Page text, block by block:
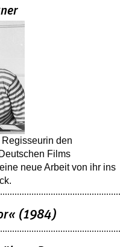
den
Films
neue Arbeit von ihr ins
(1984)